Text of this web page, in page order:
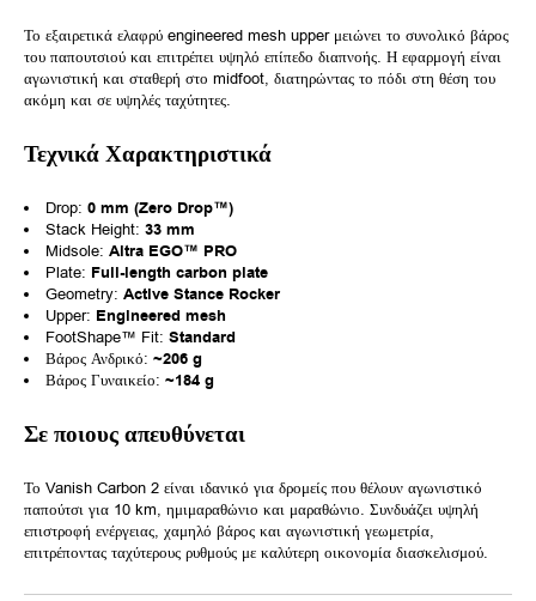
Το εξαιρετικά ελαφρύ engineered mesh upper μειώνει το συνολικό βάρος
του παπουτσιού και επιτρέπει υψηλό επίπεδο διαπνοής. Η εφαρμογή είναι
αγωνιστική και σταθερή στο midfoot, διατηρώντας το πόδι στη θέση του
ακόμη και σε υψηλές ταχύτητες.
Τεχνικά Χαρακτηριστικά
Drop: 0 mm (Zero Drop™)
Stack Height: 33 mm
Midsole: Altra EGO™ PRO
Plate: Full-length carbon plate
Geometry: Active Stance Rocker
Upper: Engineered mesh
FootShape™ Fit: Standard
Βάρος Ανδρικό: ~206 g
Βάρος Γυναικείο: ~184 g
Σε ποιους απευθύνεται
Το Vanish Carbon 2 είναι ιδανικό για δρομείς που θέλουν αγωνιστικό
παπούτσι για 10 km, ημιμαραθώνιο και μαραθώνιο. Συνδυάζει υψηλή
επιστροφή ενέργειας, χαμηλό βάρος και αγωνιστική γεωμετρία,
επιτρέποντας ταχύτερους ρυθμούς με καλύτερη οικονομία διασκελισμού.